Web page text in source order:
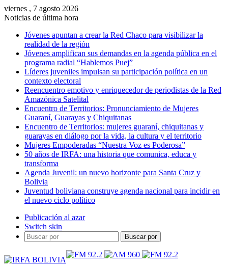
viernes , 7 agosto 2026
Noticias de última hora
Jóvenes apuntan a crear la Red Chaco para visibilizar la
realidad de la región
Jóvenes amplifican sus demandas en la agenda pública en el
programa radial “Hablemos Puej”
Líderes juveniles impulsan su participación política en un
contexto electoral
Reencuentro emotivo y enriquecedor de periodistas de la Red
Amazónica Satelital
Encuentro de Territorios: Pronunciamiento de Mujeres
Guaraní, Guarayas y Chiquitanas
Encuentro de Territorios: mujeres guaraní, chiquitanas y
guarayas en diálogo por la vida, la cultura y el territorio
Mujeres Empoderadas “Nuestra Voz es Poderosa”
50 años de IRFA: una historia que comunica, educa y
transforma
Agenda Juvenil: un nuevo horizonte para Santa Cruz y
Bolivia
Juventud boliviana construye agenda nacional para incidir en
el nuevo ciclo político
Publicación al azar
Switch skin
Buscar por